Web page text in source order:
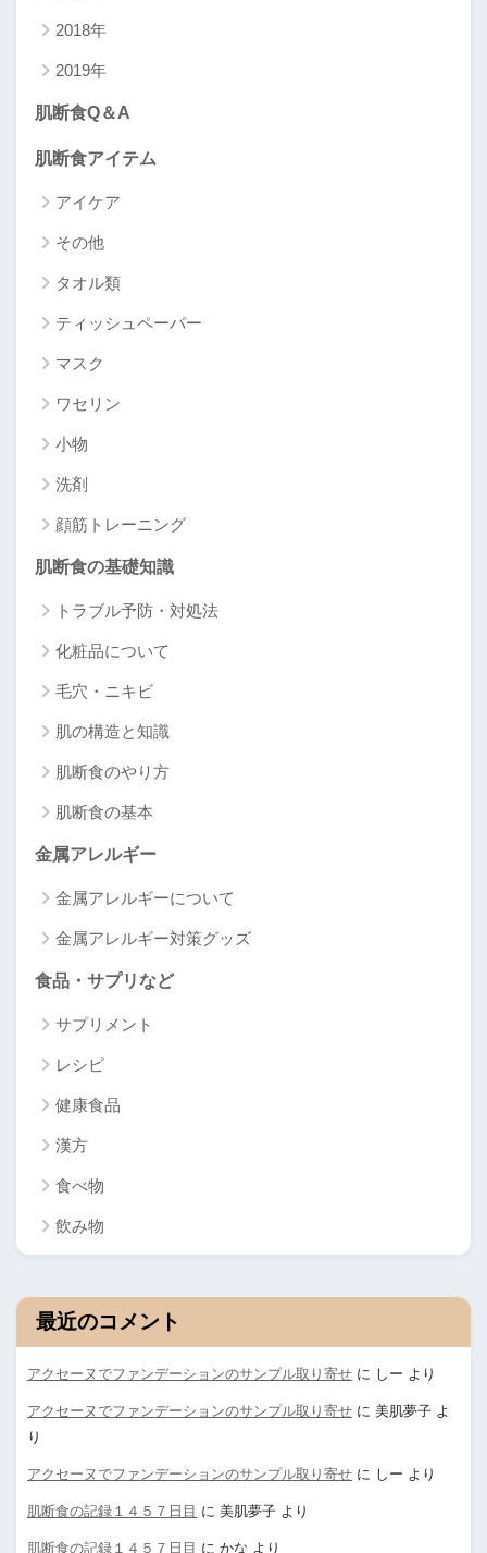
2018年
2019年
肌断食Q＆A
肌断食アイテム
アイケア
その他
タオル類
ティッシュペーパー
マスク
ワセリン
小物
洗剤
顔筋トレーニング
肌断食の基礎知識
トラブル予防・対処法
化粧品について
毛穴・ニキビ
肌の構造と知識
肌断食のやり方
肌断食の基本
金属アレルギー
金属アレルギーについて
金属アレルギー対策グッズ
食品・サプリなど
サプリメント
レシピ
健康食品
漢方
食べ物
飲み物
最近のコメント
アクセーヌでファンデーションのサンプル取り寄せ に しー より
アクセーヌでファンデーションのサンプル取り寄せ に 美肌夢子 よ
り
アクセーヌでファンデーションのサンプル取り寄せ に しー より
肌断食の記録１４５７日目 に 美肌夢子 より
肌断食の記録１４５７日目 に かな より